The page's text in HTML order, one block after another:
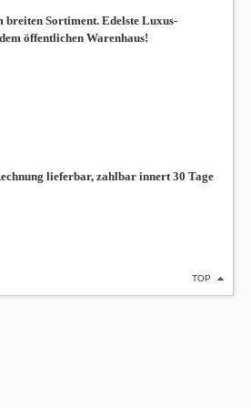
breiten Sortiment. Edelste Luxus-
öffentlichen Warenhaus!
lieferbar, zahlbar innert 30 Tage
TOP